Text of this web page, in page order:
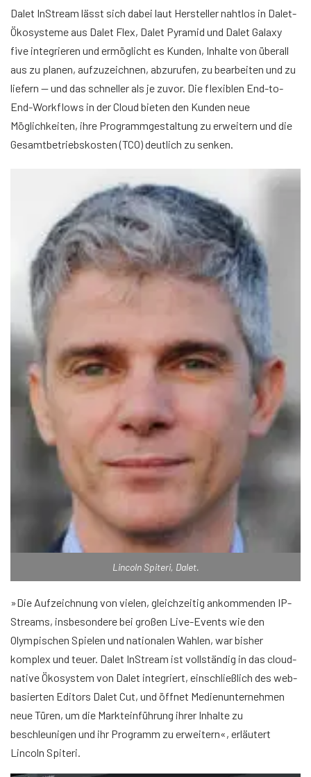
Dalet InStream lässt sich dabei laut Hersteller nahtlos in Dalet-
Ökosysteme aus Dalet Flex, Dalet Pyramid und Dalet Galaxy
five integrieren und ermöglicht es Kunden, Inhalte von überall
aus zu planen, aufzuzeichnen, abzurufen, zu bearbeiten und zu
liefern — und das schneller als je zuvor. Die flexiblen End-to-
End-Workflows in der Cloud bieten den Kunden neue
Möglichkeiten, ihre Programmgestaltung zu erweitern und die
Gesamtbetriebskosten (TCO) deutlich zu senken.
Lincoln Spiteri, Dalet.
»Die Aufzeichnung von vielen, gleichzeitig ankommenden IP-
Streams, insbesondere bei großen Live-Events wie den
Olympischen Spielen und nationalen Wahlen, war bisher
komplex und teuer. Dalet InStream ist vollständig in das cloud-
native Ökosystem von Dalet integriert, einschließlich des web-
basierten Editors Dalet Cut, und öffnet Medienunternehmen
neue Türen, um die Markteinführung ihrer Inhalte zu
beschleunigen und ihr Programm zu erweitern«, erläutert
Lincoln Spiteri.